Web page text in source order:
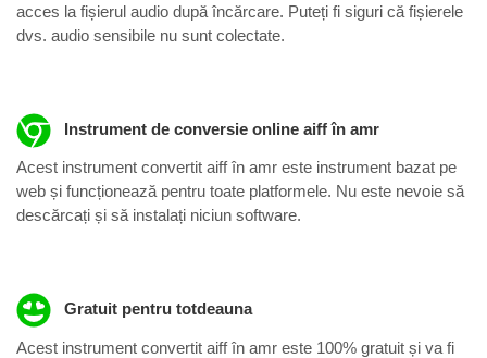
acces la fișierul audio după încărcare. Puteți fi siguri că fișierele
dvs. audio sensibile nu sunt colectate.
Instrument de conversie online aiff în amr
Acest instrument convertit aiff în amr este instrument bazat pe
web și funcționează pentru toate platformele. Nu este nevoie să
descărcați și să instalați niciun software.
Gratuit pentru totdeauna
Acest instrument convertit aiff în amr este 100% gratuit și va fi